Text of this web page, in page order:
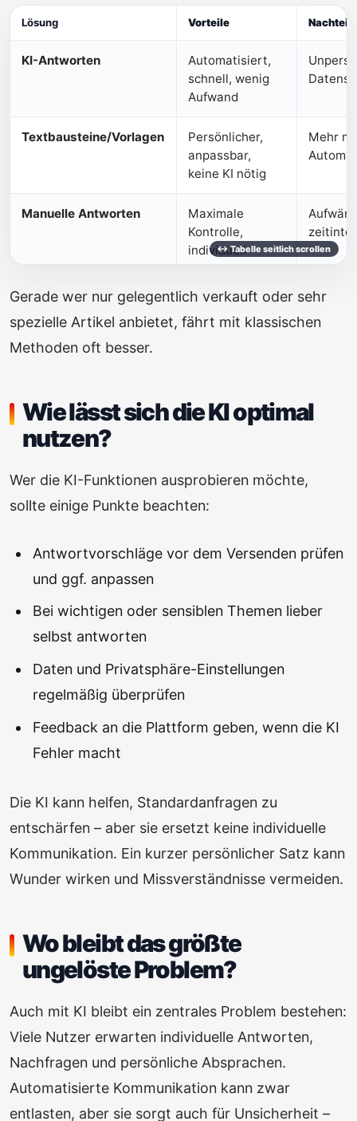
Lösung Vorteile
KI-Antworten
Automatisiert,
schnell, wenig
Aufwand
Textbausteine/Vorlagen
Persönlicher,
anpassbar,
keine KI nötig
Mehr
Manuelle Antworten
Maximale
Kontrolle,
individuell
Gerade wer nur gelegentlich verkauft oder sehr
spezielle Artikel anbietet, fährt mit klassischen
Methoden oft besser.
Wie lässt sich die KI optimal
nutzen?
Wer die KI-Funktionen ausprobieren möchte,
sollte einige Punkte beachten:
Antwortvorschläge vor dem Versenden prüfen
und ggf. anpassen
Bei wichtigen oder sensiblen Themen lieber
selbst antworten
Daten und Privatsphäre-Einstellungen
regelmäßig überprüfen
Feedback an die Plattform geben, wenn die KI
Fehler macht
Die KI kann helfen, Standardanfragen zu
entschärfen – aber sie ersetzt keine individuelle
Kommunikation. Ein kurzer persönlicher Satz kann
Wunder wirken und Missverständnisse vermeiden.
Wo bleibt das größte
ungelöste Problem?
Auch mit KI bleibt ein zentrales Problem bestehen:
Viele Nutzer erwarten individuelle Antworten,
Nachfragen und persönliche Absprachen.
Automatisierte Kommunikation kann zwar
entlasten, aber sie sorgt auch für Unsicherheit –